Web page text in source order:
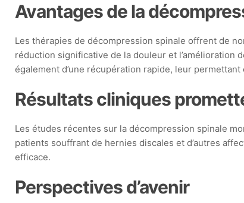
Avantages de la
Les thérapies de décompression spinale offrent de
réduction significative de la douleur et
également d’une récupération rapide, leur
Résultats cliniques
Les études récentes sur la décompression spinale
patients souffrant de hernies discales et d’autres
efficace.
Perspectives d’avenir